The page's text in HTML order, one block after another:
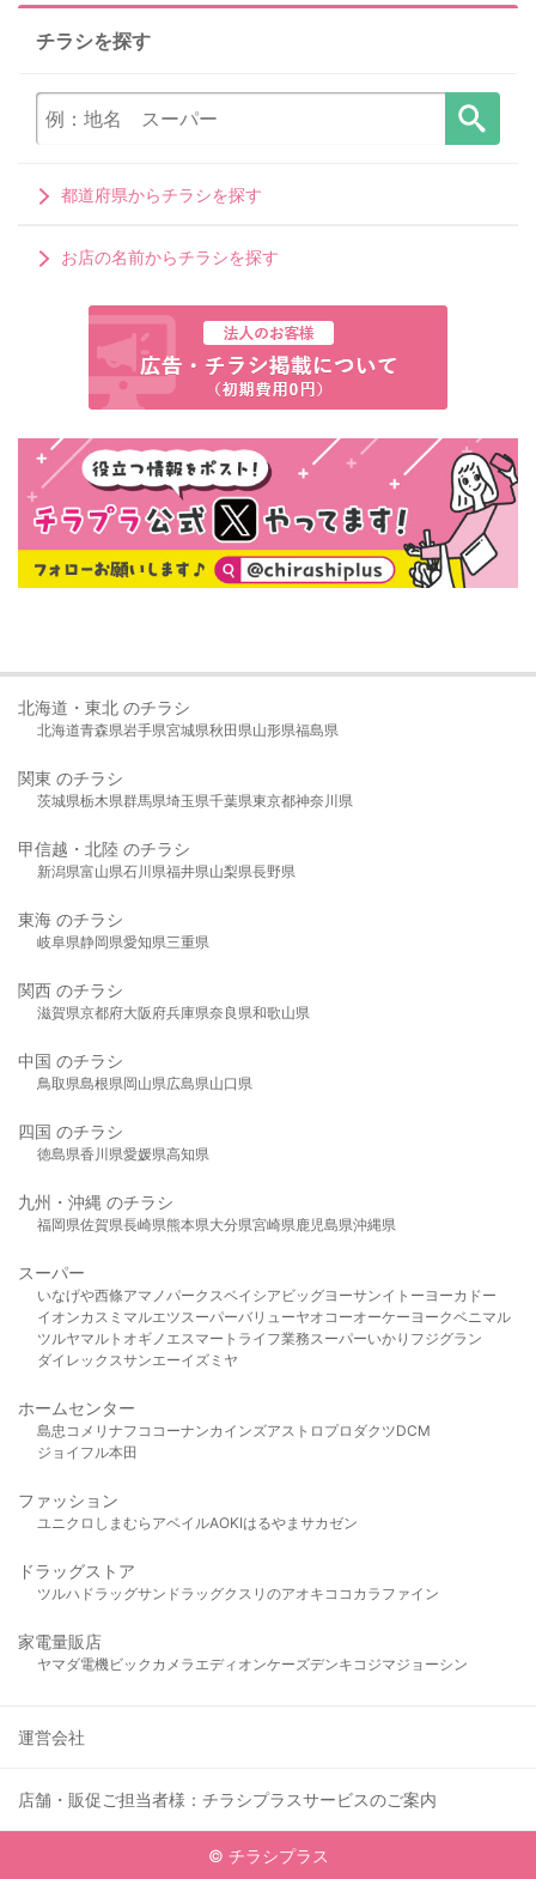
チラシを探す
都道府県からチラシを探す
お店の名前からチラシを探す
北海道・東北 のチラシ
北海道青森県岩手県宮城県秋田県山形県福島県
関東 のチラシ
茨城県栃木県群馬県埼玉県千葉県東京都神奈川県
甲信越・北陸 のチラシ
新潟県富山県石川県福井県山梨県長野県
東海 のチラシ
岐阜県静岡県愛知県三重県
関西 のチラシ
滋賀県京都府大阪府兵庫県奈良県和歌山県
中国 のチラシ
鳥取県島根県岡山県広島県山口県
四国 のチラシ
徳島県香川県愛媛県高知県
九州・沖縄 のチラシ
福岡県佐賀県長崎県熊本県大分県宮崎県鹿児島県沖縄県
スーパー
いなげや西條アマノパークスベイシア ビッグヨーサンイトーヨーカドー
イオンカスミ マルエツスーパーバリューヤオコーオーケー ヨークベニマル
ツルヤマルト オギノ エスマート ライフ業務スーパーいかり フジグラン
ダイレックスサンエーイズミヤ
ホームセンター
島忠 コメリ ナフコ コーナンカインズアストロプロダクツDCM
ジョイフル本田
ファッション
ユニクロ しまむら アベイルAOKIはるやま サカゼン
ドラッグストア
ツルハドラッグサンドラッグクスリのアオキ ココカラファイン
家電量販店
ヤマダ電機ビックカメラ エディオンケーズデンキ コジマジョーシン
運営会社
店舗・販促ご担当者様：チラシプラスサービスのご案内
© チラシプラス